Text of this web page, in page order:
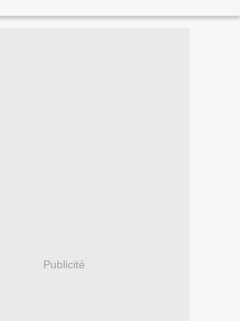
Publicité